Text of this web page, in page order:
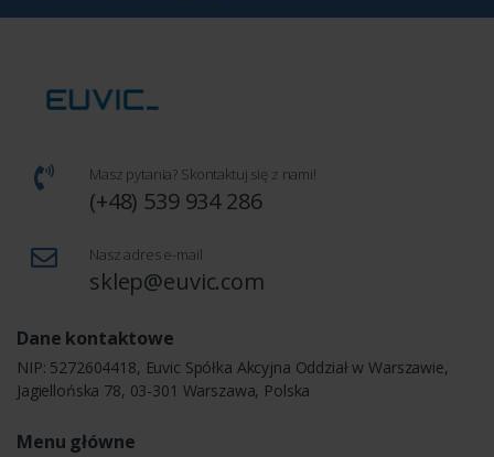
Masz pytania? Skontaktuj się z nami!
(+48) 539 934 286
Nasz adres e-mail
sklep@euvic.com
Dane kontaktowe
NIP: 5272604418, Euvic Spółka Akcyjna Oddział w Warszawie,
Jagiellońska 78, 03-301 Warszawa, Polska
Menu główne